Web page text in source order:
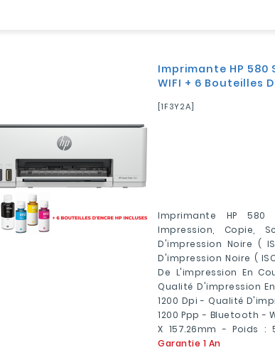
Imprimante HP 580
WIFI + 6 Bouteilles
[1F3Y2A]
Imprimante HP 580
Impression, Copie,
D'impression Noire (
D'impression Noire (
De L'impression En
Qualité D'impression
1200 Dpi - Qualité
1200 Ppp - Bluetooth -
X 157.26mm - Poids
Garantie 1 An